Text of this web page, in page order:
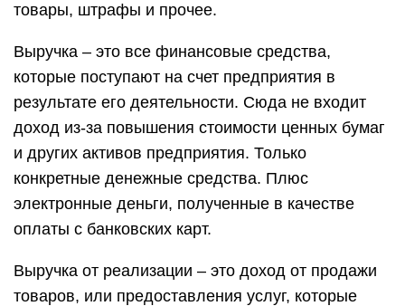
товары, штрафы и прочее.
Выручка – это все финансовые средства,
которые поступают на счет предприятия в
результате его деятельности. Сюда не входит
доход из-за повышения стоимости ценных бумаг
и других активов предприятия. Только
конкретные денежные средства. Плюс
электронные деньги, полученные в качестве
оплаты с банковских карт.
Выручка от реализации – это доход от продажи
товаров, или предоставления услуг, которые